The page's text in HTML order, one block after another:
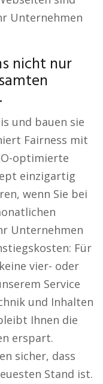
Unternehmen
nicht nur
und bauen sie
Fairness mit
optimierte
einzigartig
wenn Sie bei
Unternehmen
Für
vier- oder
Service
und Inhalten
Ihnen die
erspart.
sicher, dass
Stand ist.